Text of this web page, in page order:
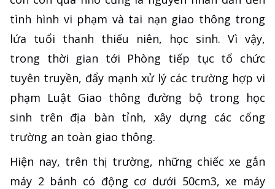
tình hình vi phạm và tai nạn giao thông trong
lứa tuổi thanh thiếu niên, học sinh. Vì vậy,
trong thời gian tới Phòng tiếp tục tổ chức
tuyên truyền, đẩy mạnh xử lý các trường hợp vi
phạm Luật Giao thông đường bộ trong học
sinh trên địa bàn tỉnh, xây dựng các cổng
trường an toàn giao thông.
Hiện nay, trên thị trường, những chiếc xe gắn
máy 2 bánh có động cơ dưới 50cm3, xe máy